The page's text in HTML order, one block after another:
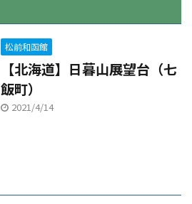
松前和函館
【北海道】日暮山展望台（七
飯町）
2021/4/14